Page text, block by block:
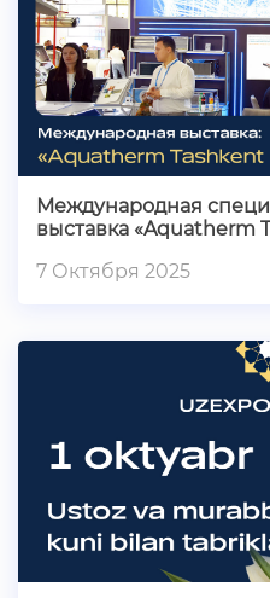
Международная
выставка «Aquatherm
7 Октября 2025